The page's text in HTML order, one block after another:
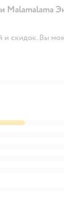
Malamalama
скидок. Вы